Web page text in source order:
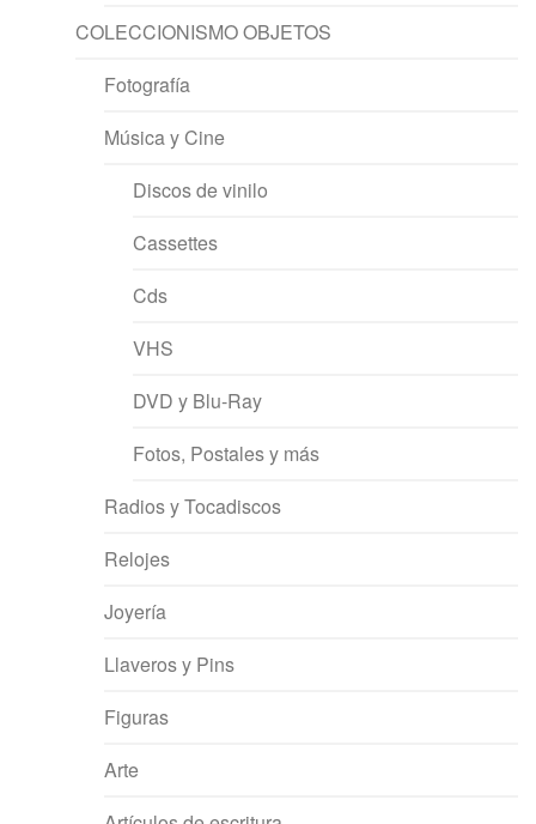
COLECCIONISMO OBJETOS
Fotografía
Música y Cine
Discos de vinilo
Cassettes
Cds
VHS
DVD y Blu-Ray
Fotos, Postales y más
Radios y Tocadiscos
Relojes
Joyería
Llaveros y Pins
Figuras
Arte